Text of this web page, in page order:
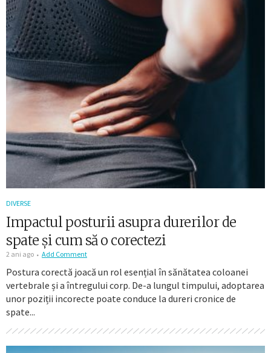
DIVERSE
Impactul posturii asupra durerilor de
spate și cum să o corectezi
2 ani ago Add Comment
Postura corectă joacă un rol esențial în sănătatea coloanei
vertebrale și a întregului corp. De-a lungul timpului, adoptarea
unor poziții incorecte poate conduce la dureri cronice de
spate...